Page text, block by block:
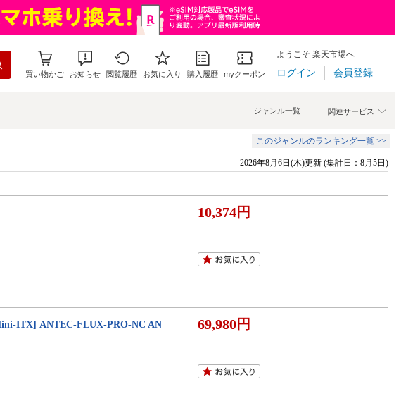
買い物かご お知らせ 閲覧履歴 お気に入り 購入履歴 myクーポン
ようこそ 楽天市場へ
ログイン 会員登録
関連サービス
ジャンル一覧
このジャンルのランキング一覧 >>
2026年8月6日(木)更新 (集計日：8月5日)
10,374円
ITX] ANTEC-FLUX-PRO-NC AN
69,980円